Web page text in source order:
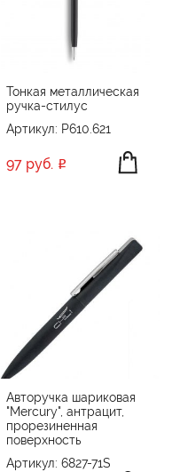
Тонкая металлическая
ручка-стилус
Артикул: P610.621
97 руб.
Авторучка шариковая
"Mercury", антрацит,
прорезиненная
поверхность
Артикул: 6827-71S